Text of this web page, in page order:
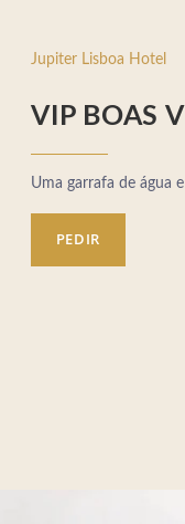
Jupiter Lisboa Hotel
VIP BOAS
Uma garrafa de água
PEDIR